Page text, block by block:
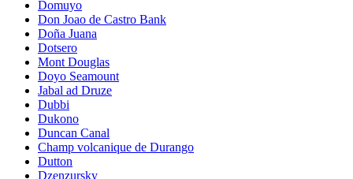
Domuyo
Don Joao de Castro Bank
Doña Juana
Dotsero
Mont Douglas
Doyo Seamount
Jabal ad Druze
Dubbi
Dukono
Duncan Canal
Champ volcanique de Durango
Dutton
Dzenzursky